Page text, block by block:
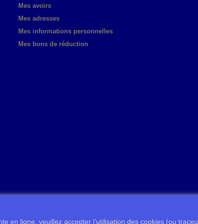
Mes avoirs
Mes adresses
Mes informations personnelles
Mes bons de réduction
en ligne, veuillez accepter l’utilisation des cookies (ou